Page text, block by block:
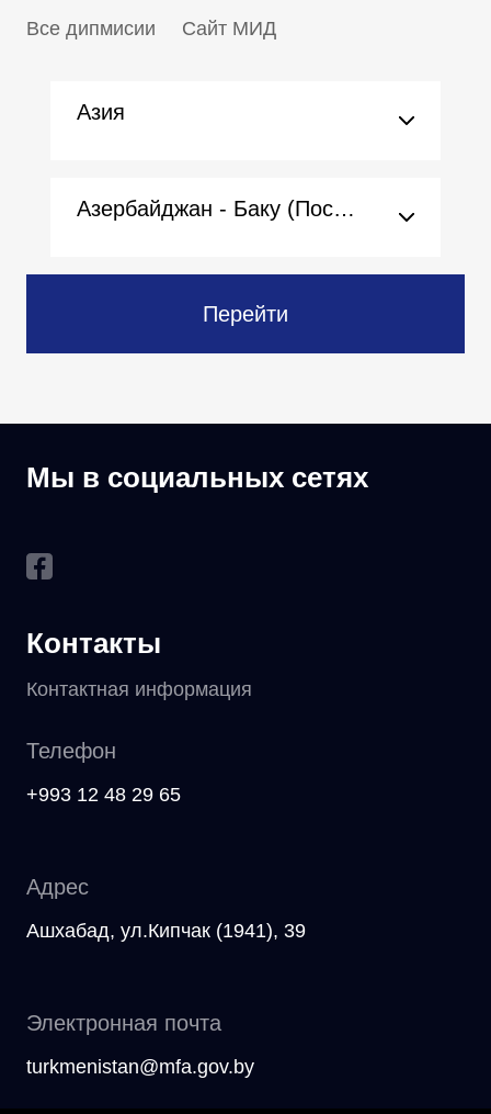
Все дипмисии Сайт МИД
Азия
Азербайджан - Баку (Посольство)
Перейти
Мы в социальных сетях
Контакты
Контактная информация
Телефон
+993 12 48 29 65
Адрес
Ашхабад, ул.Кипчак (1941), 39
Электронная почта
turkmenistan@mfa.gov.by